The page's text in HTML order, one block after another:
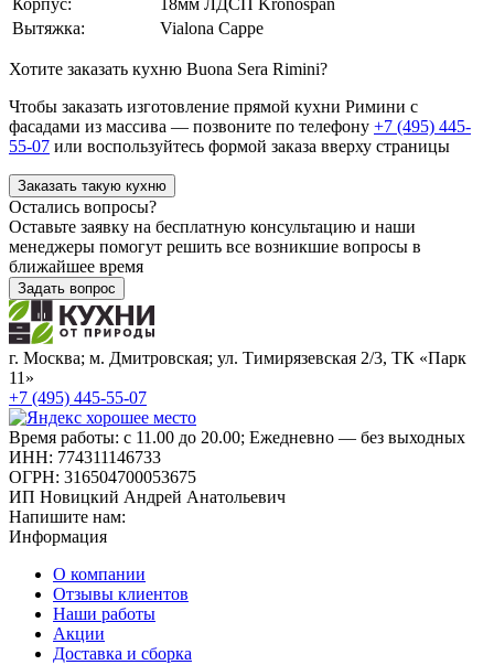
Корпус:
18мм ЛДСП Kronospan
Вытяжка:
Vialona Cappe
Хотите заказать кухню Buona Sera Rimini?
Чтобы заказать изготовление прямой кухни Римини с
фасадами из массива — позвоните по телефону +7 (495) 445-
55-07 или воспользуйтесь формой заказа вверху страницы
Заказать такую кухню
Остались вопросы?
Оставьте заявку на бесплатную консультацию и наши
менеджеры помогут решить все возникшие вопросы в
ближайшее время
Задать вопрос
г. Москва; м. Дмитровская; ул. Тимирязевская 2/3, ТК «Парк
11»
+7 (495) 445-55-07
Время работы: с 11.00 до 20.00; Ежедневно — без выходных
ИНН: 774311146733
ОГРН: 316504700053675
ИП Новицкий Андрей Анатольевич
Напишите нам:
Информация
О компании
Отзывы клиентов
Наши работы
Акции
Доставка и сборка